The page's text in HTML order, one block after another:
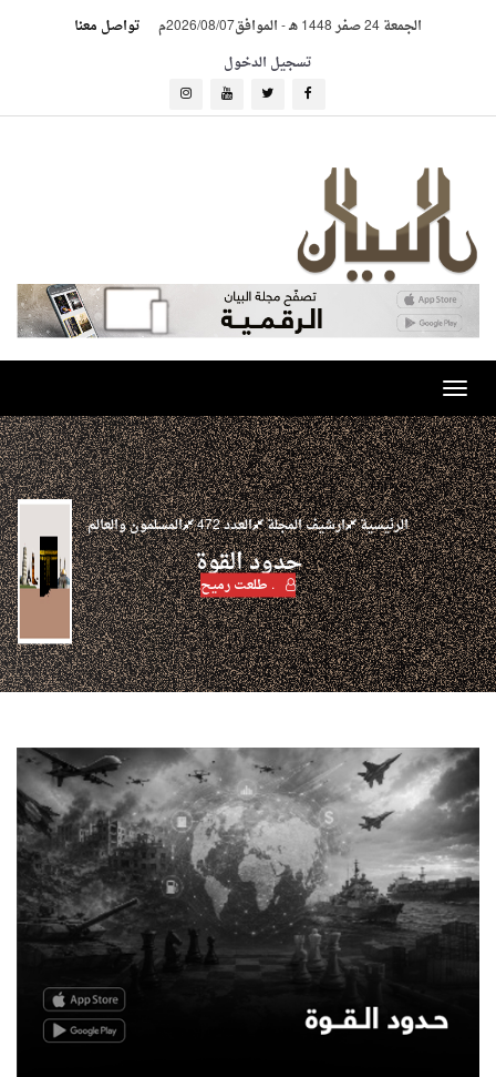
الجمعة 24 صفر 1448 هـ -الموافق2026/08/07م
تواصل معنا
تسجيل الدخول
Toggle
navigation
الرئيسية ارشيف المجلة العدد 472 المسلمون والعالم
حدود القوة
. طلعت رميح